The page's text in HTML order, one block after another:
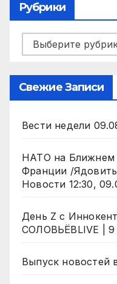
Рубрики
Рубрики
Свежие Записи
Вести недели
НАТО на Ближнем
Франции /
Новости 12:30,
День Z с
СОЛОВЬЁВLIVE | 9
Выпуск новостей